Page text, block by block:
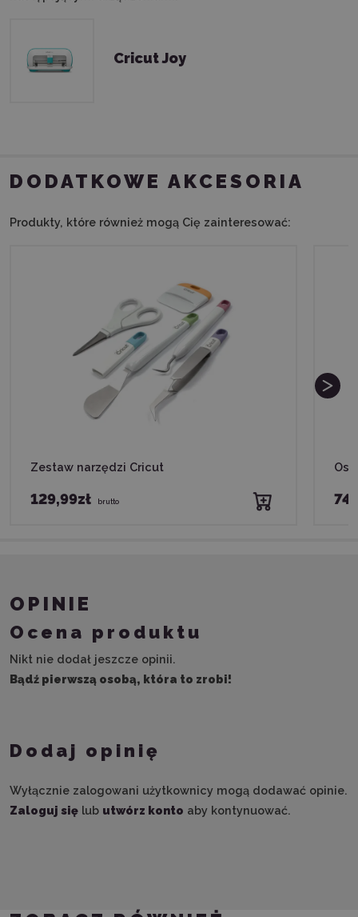
Cricut Joy
DODATKOWE AKCESORIA
Produkty, które również mogą Cię zainteresować:
Zestaw narzędzi Cricut
129,99zł brutto
OPINIE
Ocena produktu
Nikt nie dodał jeszcze opinii.
Bądź pierwszą osobą, która to zrobi!
Dodaj opinię
Wyłącznie zalogowani użytkownicy mogą dodawać opinie.
Zaloguj się lub utwórz konto aby kontynuować.